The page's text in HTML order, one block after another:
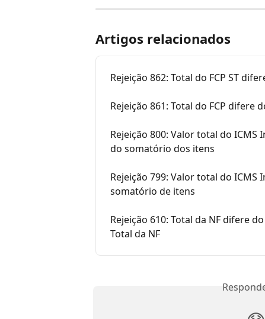
Artigos relacionados
Rejeição 862: Total do FCP ST
Rejeição 861: Total do FCP difere
Rejeição 800: Valor total do
do somatório dos itens
Rejeição 799: Valor total do
somatório de itens
Rejeição 610: Total da NF difere
Total da NF